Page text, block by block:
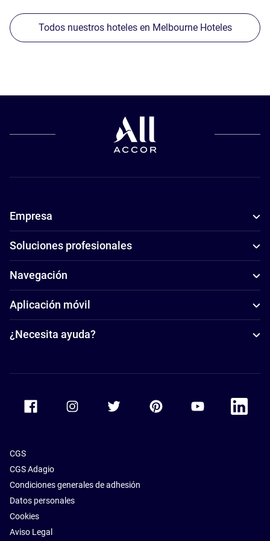
Todos nuestros hoteles en Melbourne Hoteles
Empresa
Soluciones profesionales
Navegación
Aplicación móvil
¿Necesita ayuda?
Accor Youtube
Accor
CGS
CGS Adagio
Condiciones generales de adhesión
Datos personales
Cookies
Aviso Legal